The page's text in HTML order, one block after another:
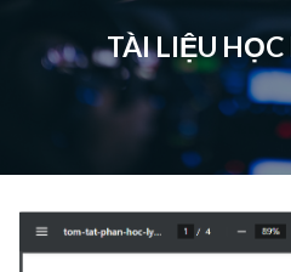
TÀI LIỆU